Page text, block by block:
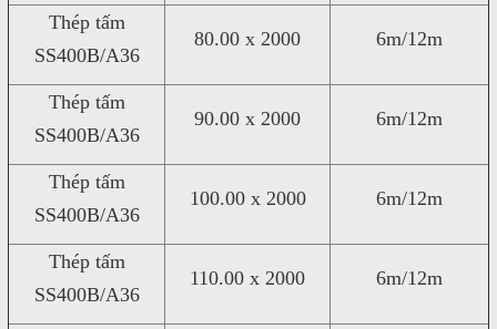
Thép tấm
SS400B/A36
80.00 x 2000 6m/12m
Thép tấm
SS400B/A36
90.00 x 2000 6m/12m
Thép tấm
SS400B/A36
100.00 x 2000 6m/12m
Thép tấm
SS400B/A36
110.00 x 2000 6m/12m